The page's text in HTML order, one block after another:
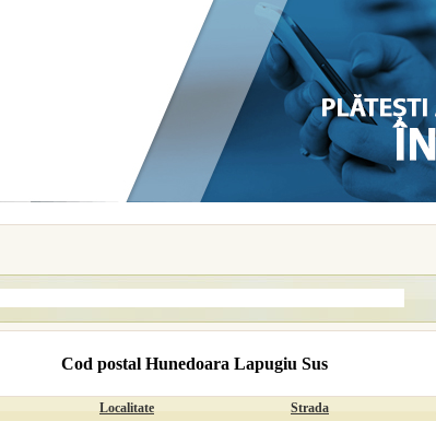
Cod postal Hunedoara Lapugiu Sus
Localitate Strada